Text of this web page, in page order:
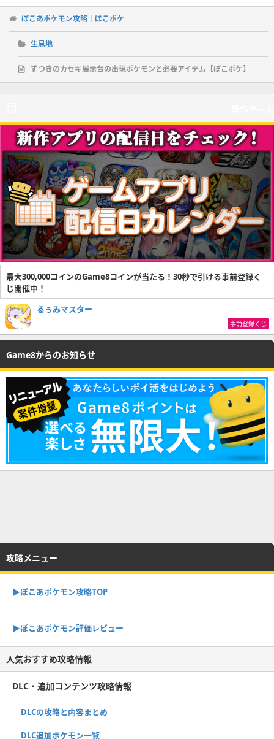
ぽこあポケモン攻略｜ぽこポケ
生息地
ずつきのカセキ展示台の出現ポケモンと必要アイテム【ぽこポケ】
最大300,000コインのGame8コインが当たる！30秒で引ける事前登録く
じ開催中！
るぅみマスター
事前登録くじ
Game8からのお知らせ
攻略メニュー
▶︎ぽこあポケモン攻略TOP
▶︎ぽこあポケモン評価レビュー
人気おすすめ攻略情報
DLC・追加コンテンツ攻略情報
DLCの攻略と内容まとめ
DLC追加ポケモン一覧